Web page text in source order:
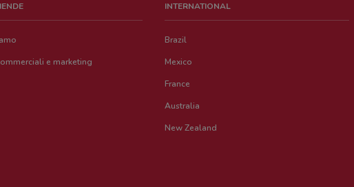
e marketing
INTERNATIONAL
Brazil
Mexico
France
Australia
New Zealand